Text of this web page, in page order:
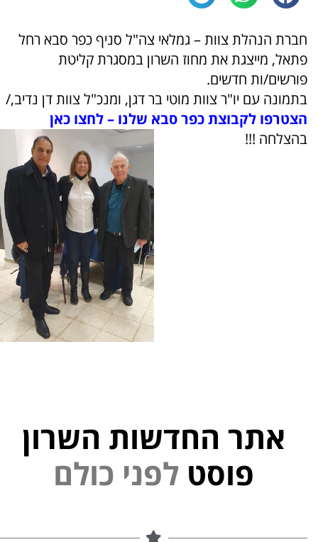
חברת הנהלת צוות – גמלאי צה"ל סניף כפר סבא רחל
פתאל, מייצגת את מחוז השרון במסגרת קליטת
פורשים/ות חדשים.
בתמונה עם יו"ר צוות מוטי בר דגן, ומנכ"ל צוות דן נדיב,/
הצטרפו לקבוצת כפר סבא שלנו – לחצו כאן
בהצלחה !!!
אתר החדשות השרון
פוסט